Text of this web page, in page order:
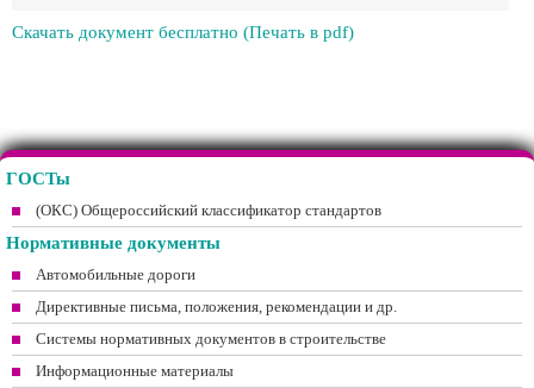
Скачать документ бесплатно (Печать в pdf)
ГОСТы
(ОКС) Общероссийский классификатор стандартов
Нормативные документы
Автомобильные дороги
Директивные письма, положения, рекомендации и др.
Системы нормативных документов в строительстве
Информационные материалы